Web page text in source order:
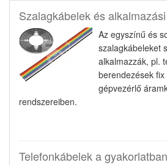
Szalagkábelek és
Az egyszínű és
szalagkábeleket
alkalmazzák, pl.
berendezések
gépvezérlő
rendszereiben.
Telefonkábelek a gyakorlatban